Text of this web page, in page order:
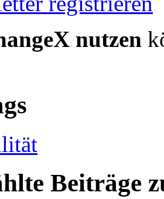
nutzen
Beiträge